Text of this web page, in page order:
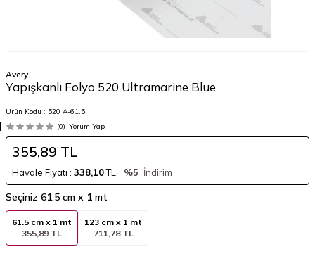
Avery
Yapışkanlı Folyo 520 Ultramarine Blue
Ürün Kodu : 520 A-61.5
(0) Yorum Yap
355,89 TL
Havale Fiyatı : 338,10TL %5 İndirim
Seçiniz 61.5 cm x 1 mt
61.5 cm x 1 mt
355,89 TL
123 cm x 1 mt
711,78 TL